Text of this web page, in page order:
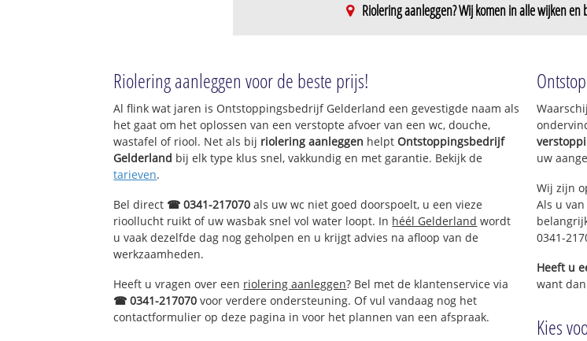
Riolering aanleggen? Wij komen in alle wijken
Beuningen-Centrum
Beuningen-Centrum Oost
Beuningen-De Haaghe
Beuningen-De Notenhof
Beuningen-Duivenkamp
Beuningen-De Linde
Beuningen-Hoeve-2
Beuningen-Hoeve-3
Beuningen-De Hutgraaf
Beuningen-Olden Tempel
Beuningen-Blanckenburgh
Beuningen-Viermorgen
Riolering aanleggen voor de beste prijs!
Al flink wat jaren is Ontstoppingsbedrijf Gelderland een gevestigde naam als
het gaat om het oplossen van een verstopte afvoer van een wc, douche,
wastafel of riool. Net als bij riolering aanleggen helptOntstoppingsbedrijf
Gelderland bij elk type klus snel, vakkundig en met garantie. Bekijk de
tarieven.
Bel direct ☎ 0341-217070 als uw wc niet goed doorspoelt, u een vieze
rioollucht ruikt of uw wasbak snel vol water loopt. In héél Gelderland wordt
u vaak dezelfde dag nog geholpen en u krijgt advies na afloop van de
werkzaamheden.
Heeft u vragen over een riolering aanleggen? Bel met de klantenservice via
☎ 0341-217070 voor verdere ondersteuning. Of vul vandaag nog het
contactformulier op deze pagina in voor het plannen van een afspraak.
uw
Wij zijn
Als u
0341-
Heeft u
want
Kies